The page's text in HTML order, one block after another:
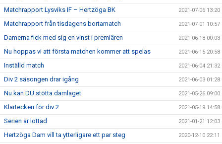
Matchrapport Lysviks IF – Hertzöga BK 2021-07-06 13:20
Matchrapport från tisdagens bortamatch 2021-07-01 10:57
Damerna fick med sig en vinst i premiären 2021-06-18 00:03
Nu hoppas vi att första matchen kommer att spelas 2021-06-15 20:58
Inställd match 2021-06-04 21:32
Div 2 säsongen drar igång 2021-06-03 01:28
Nu kan DU stötta damlaget 2021-05-26 09:00
Klartecken för div 2 2021-05-19 14:58
Serien är lottad 2021-01-21 12:03
Hertzöga Dam vill ta ytterligare ett par steg 2020-12-10 22:11